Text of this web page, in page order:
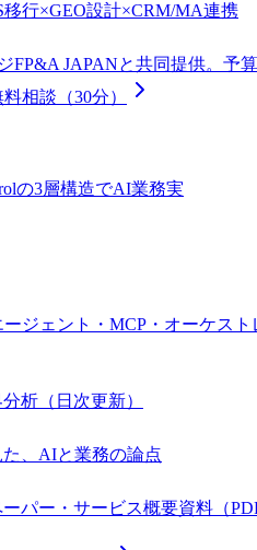
移行×GEO設計×CRM/MA連携
FP&A JAPANと共同提供。予
相談（30分）
の3層構造でAI業務実
ジェント・MCP・オーケスト
析（日次更新）
、AIと業務の論点
パー・サービス概要資料（